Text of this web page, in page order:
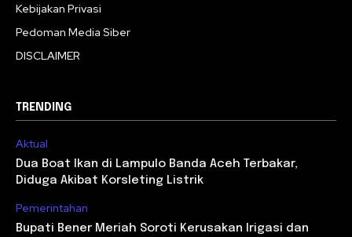
Kebijakan Privasi
Pedoman Media Siber
DISCLAIMER
TRENDING
Aktual
Dua Boat Ikan di Lampulo Banda Aceh Terbakar,
Diduga Akibat Korsleting Listrik
Pemerintahan
Bupati Bener Meriah Soroti Kerusakan Irigasi dan